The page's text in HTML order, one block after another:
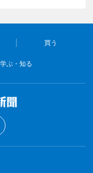
買う
学ぶ・知る